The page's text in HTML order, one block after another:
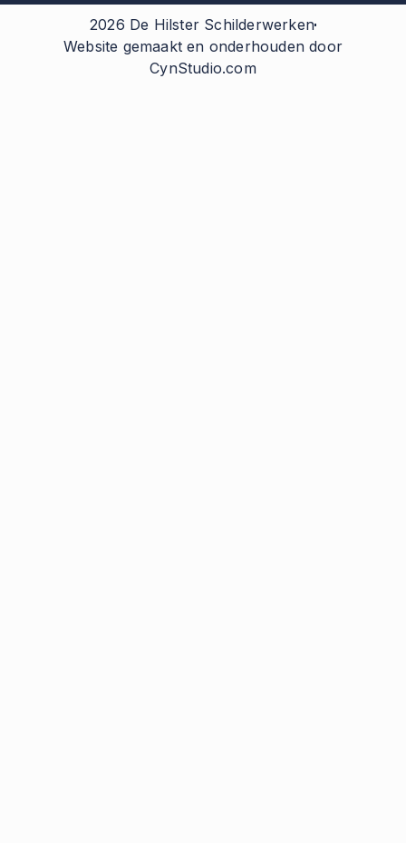
2026 De Hilster Schilderwerken
Website gemaakt en onderhouden door
CynStudio.com